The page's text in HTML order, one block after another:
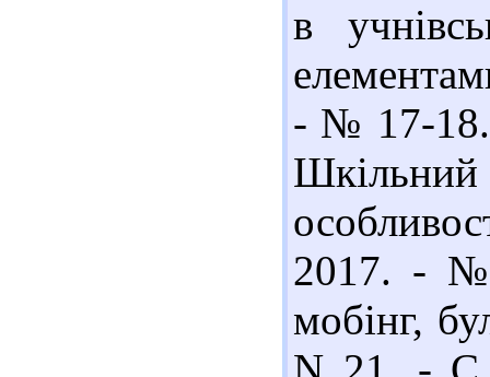
в
- № 17-
2017. -
мобінг,